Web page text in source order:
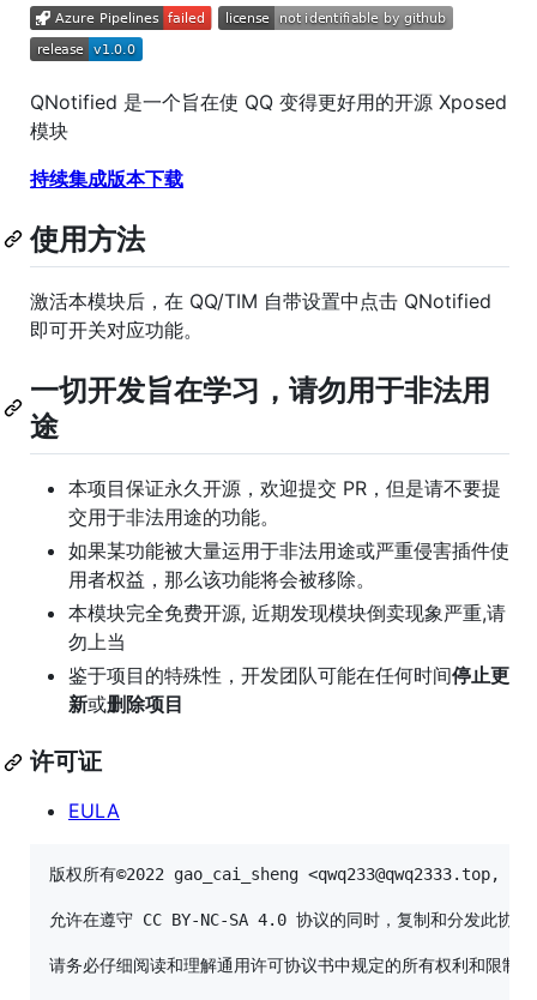
QNotified 是一个旨在使 QQ 变得更好用的开源 Xposed
模块
持续集成版本下载
使用方法
激活本模块后，在 QQ/TIM 自带设置中点击 QNotified
即可开关对应功能。
一切开发旨在学习，请勿用于非法用
途
本项目保证永久开源，欢迎提交 PR，但是请不要提
交用于非法用途的功能。
如果某功能被大量运用于非法用途或严重侵害插件使
用者权益，那么该功能将会被移除。
本模块完全免费开源, 近期发现模块倒卖现象严重,请
勿上当
鉴于项目的特殊性，开发团队可能在任何时间停止更
新或删除项目
许可证
EULA
版权所有©2022 gao_cai_sheng <qwq233@qwq2333.top,
允许在遵守 CC BY-NC-SA 4.0 协议的同时，复制和分发此协议
请务必仔细阅读和理解通用许可协议书中规定的所有权利和限制